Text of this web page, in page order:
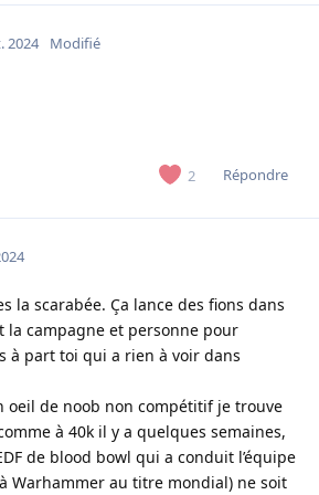
2024 Modifié
2 Répondre
la scarabée. Ça lance des fions dans
la campagne et personne pour
à part toi qui a rien à voir dans
oeil de noob non compétitif je trouve
à 40k il y a quelques semaines,
de blood bowl qui a conduit l’équipe
Warhammer au titre mondial) ne soit